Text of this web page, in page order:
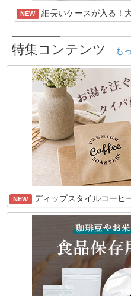
NEW 細長いケースが入る！
特集コンテンツ も
NEW ディップスタイルコーヒ